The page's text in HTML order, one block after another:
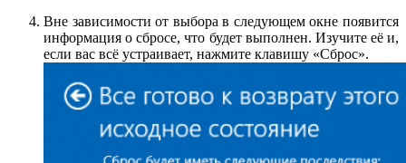
Вне зависимости от выбора в следующем окне появится
информация о сбросе, что будет выполнен. Изучите её и,
если вас всё устраивает, нажмите клавишу «Сброс».